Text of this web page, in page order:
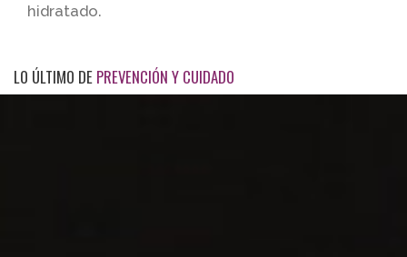
hidratado.
LO ÚLTIMO DE PREVENCIÓN Y CUIDADO